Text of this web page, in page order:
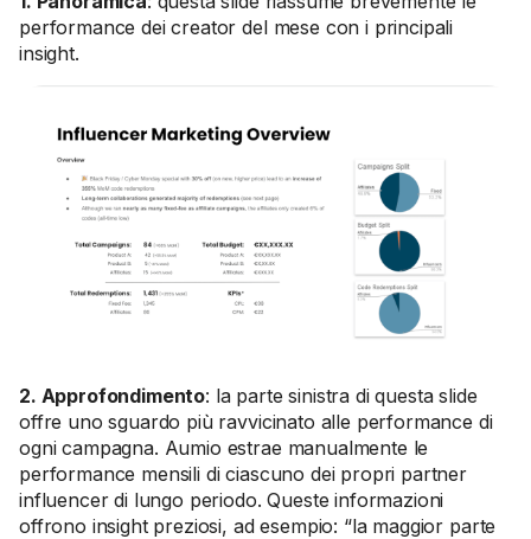
performance dei creator del mese con i principali
insight.
2. Approfondimento: la parte sinistra di questa slide
offre uno sguardo più ravvicinato alle performance di
ogni campagna. Aumio estrae manualmente le
performance mensili di ciascuno dei propri partner
influencer di lungo periodo. Queste informazioni
offrono insight preziosi, ad esempio: “la maggior parte